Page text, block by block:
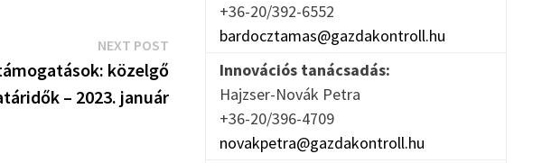
NEXT POSTNext
post:
közelgő
– 2023. január
+36-20/392-6552
bardocztamas@gazdakontroll.hu
Innovációs tanácsadás:
Hajzser-Novák Petra
+36-20/396-4709
novakpetra@gazdakontroll.hu